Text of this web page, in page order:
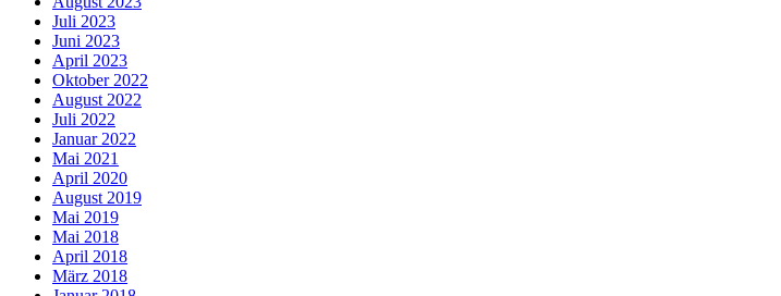
Juli 2023
Juni 2023
April 2023
Oktober 2022
August 2022
Juli 2022
Januar 2022
Mai 2021
April 2020
August 2019
Mai 2019
Mai 2018
April 2018
März 2018